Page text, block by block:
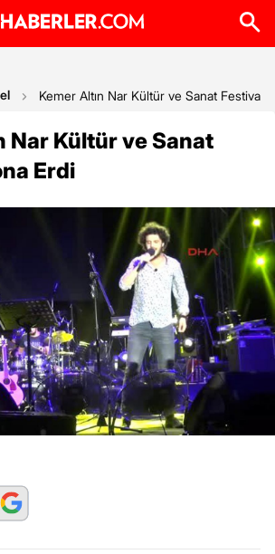
Kemer Altın Nar Kültür ve Sanat Festivali
Nar Kültür ve Sanat
Erdi